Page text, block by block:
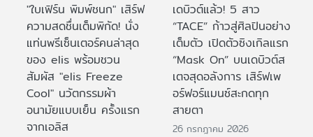
"ใบเฟิร์น พิมพ์ชนก" เสิร์ฟ
ความสดชื่นเต็มพิกัด! นั่ง
แท่นพรีเซ็นเตอร์คนล่าสุด
ของ elis พร้อมชวน
สัมผัส "elis Freeze
Cool" นวัตกรรมผ้า
อนามัยแบบเย็น ครั้งแรก
จากเอลิส
เดบิวต์แล้ว! 5 สาว
“TACE” ก้าวสู่ศิลปินอย่าง
เต็มตัว เปิดตัวซิงเกิลแรก
“Mask On” บนเดบิวต์ส
เตจสุดอลังการ เสิร์ฟเพ
อร์ฟอร์แมนซ์สะกดทุก
สายตา
26 กรกฎาคม 2026